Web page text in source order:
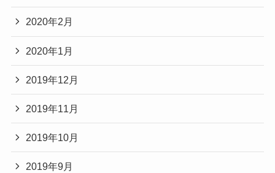
2020年2月
2020年1月
2019年12月
2019年11月
2019年10月
2019年9月